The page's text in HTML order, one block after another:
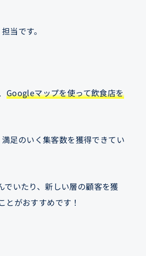
当です。
Googleマップを使って飲食店を
足のいく集客数を獲得できてい
でいたり、新しい層の顧客を獲
がおすすめです！